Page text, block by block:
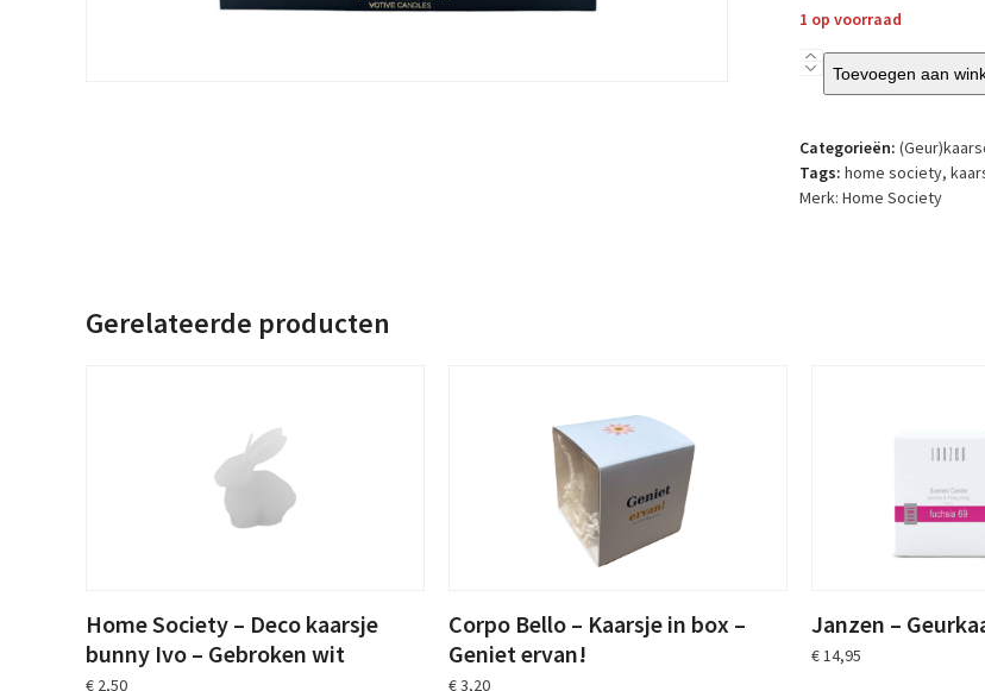
1 op voorraad
Home
Society
–
Set
van
Toevoegen aan
Categorieën:
Tags: home society,
Merk: Home Society
Gerelateerde producten
Home Society – Deco kaarsje
bunny Ivo – Gebroken wit
€ 2,50
Corpo Bello – Kaarsje in box –
Geniet ervan!
€3,20
Janzen –
€14,95